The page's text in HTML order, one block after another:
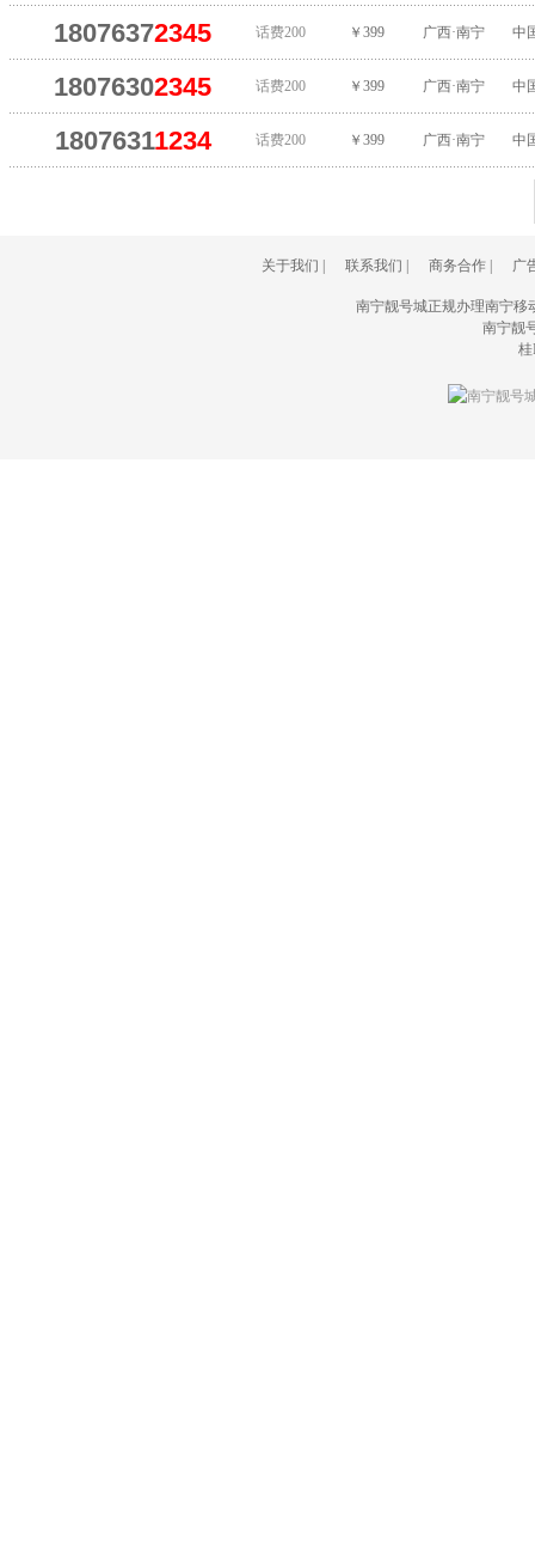
18076372345 话费200 ￥399 广西·南宁 中
18076302345 话费200 ￥399 广西·南宁 中
18076311234 话费200 ￥399 广西·南宁 中
关于我们 联系我们 商务合作| 广
南宁靓号城正规办理南宁移
南宁靓
桂